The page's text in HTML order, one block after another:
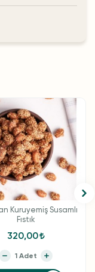
Kuruyemiş Susamlı
Fıstık
320,00